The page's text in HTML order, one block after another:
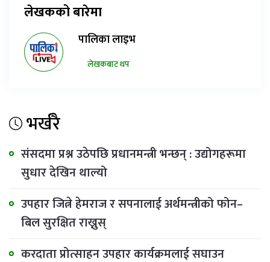
लेखकको बारेमा
पालिका लाइभ
लेखकबाट थप
भर्खरै
संसदमा प्रश्न उठेपछि प्रधानमन्त्री भन्छन् : उद्योगहरूमा
सुधार देखिन थाल्यो
उपहार जित्ने हेमराज र सपनालाई अर्थमन्त्रीको फोन–
बिल सुरक्षित राख्नुस्
करदाता प्रोत्साहन उपहार कार्यक्रमलाई सघाउन